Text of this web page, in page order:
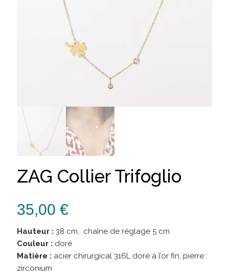
ZAG Collier Trifoglio
35,00 €
Hauteur : 38 cm, chaîne de réglage 5 cm
Couleur : doré
Matière : acier chirurgical 316L doré à l’or fin, pierre :
zirconium